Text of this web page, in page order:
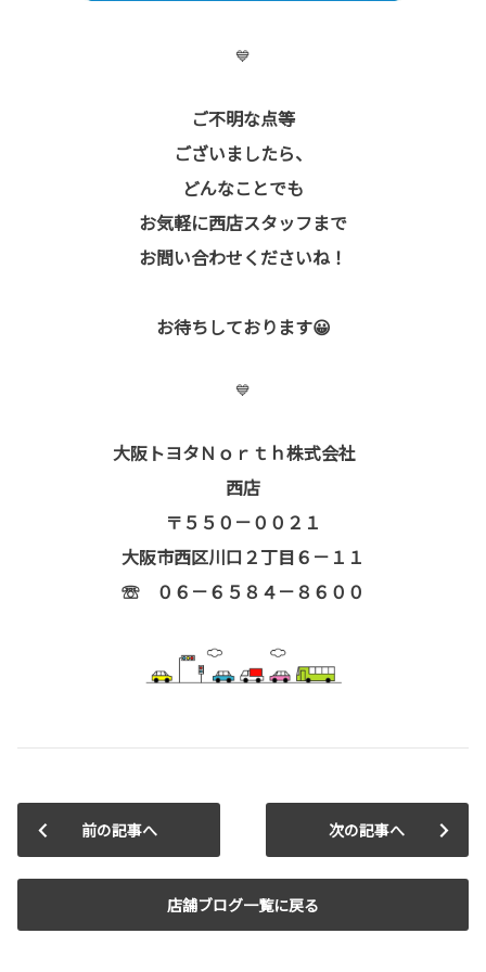
💙
ご不明な点等
ございましたら、
どんなことでも
お気軽に西店スタッフまで
お問い合わせくださいね！
お待ちしております😀
💙
大阪トヨタＮｏｒｔｈ株式会社
西店
〒５５０－００２１
大阪市西区川口２丁目６－１１
☏ ０６－６５８４－８６００
前の記事へ
店舗ブログ一覧に戻る
次の記事へ